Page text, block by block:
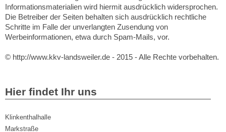
Informationsmaterialien wird hiermit ausdrücklich widersprochen.
Die Betreiber der Seiten behalten sich ausdrücklich rechtliche
Schritte im Falle der unverlangten Zusendung von
Werbeinformationen, etwa durch Spam-Mails, vor.
© http://www.kkv-landsweiler.de - 2015 - Alle Rechte vorbehalten.
Hier findet Ihr uns
Klinkenthalhalle
Markstraße